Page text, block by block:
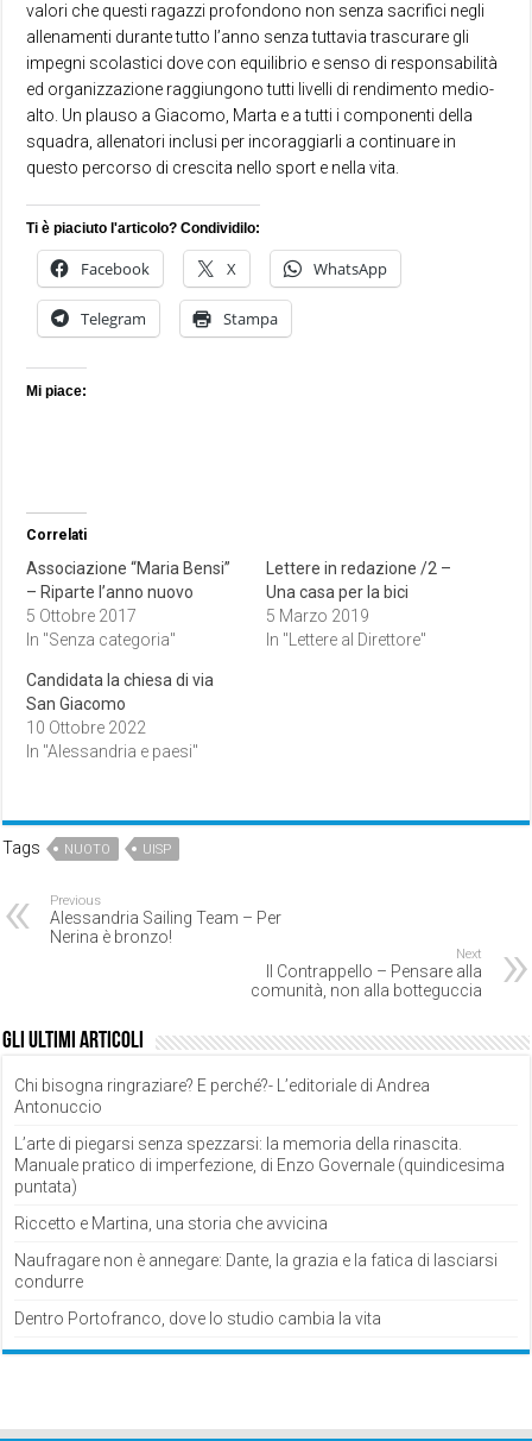
valori che questi ragazzi profondono non senza sacrifici negli
allenamenti durante tutto l’anno senza tuttavia trascurare gli
impegni scolastici dove con equilibrio e senso di responsabilità
ed organizzazione raggiungono tutti livelli di rendimento medio-
alto. Un plauso a Giacomo, Marta e a tutti i componenti della
squadra, allenatori inclusi per incoraggiarli a continuare in
questo percorso di crescita nello sport e nella vita.
Ti è piaciuto l'articolo? Condividilo:
Facebook X WhatsApp
Telegram Stampa
Mi piace:
Correlati
Associazione “Maria Bensi”
– Riparte l’anno nuovo
5 Ottobre 2017
In "Senza categoria"
Lettere in redazione /2 –
Una casa per la bici
5 Marzo 2019
In "Lettere al Direttore"
Candidata la chiesa di via
San Giacomo
10 Ottobre 2022
In "Alessandria e paesi"
Tags NUOTO UISP
Previous
Alessandria Sailing Team – Per
Nerina è bronzo!
Next
Il Contrappello – Pensare alla
comunità, non alla botteguccia
Gli ultimi articoli
Chi bisogna ringraziare? E perché?- L’editoriale di Andrea
Antonuccio
L’arte di piegarsi senza spezzarsi: la memoria della rinascita.
Manuale pratico di imperfezione, di Enzo Governale (quindicesima
puntata)
Riccetto e Martina, una storia che avvicina
Naufragare non è annegare: Dante, la grazia e la fatica di lasciarsi
condurre
Dentro Portofranco, dove lo studio cambia la vita